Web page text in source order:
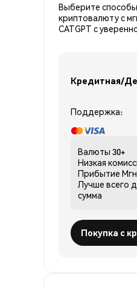
Выберите
криптовалюту с
CATGPT с
Кредитная/
Поддержка:
Валюты 30+
Низкая
Прибытие
Лучше всего
сумма
Покупка с